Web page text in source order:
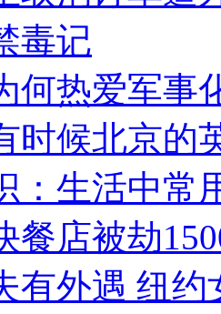
毒记
何热爱军事
时候北京的
：生活中常
餐店被劫
有外遇 纽